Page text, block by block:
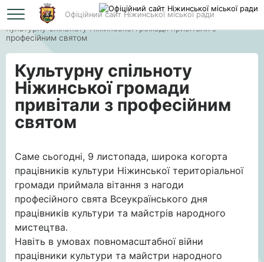
Офіційний сайт Ніжинської міської ради
Головна
Культурну спільноту Ніжинської громади привітали з
професійним святом
Культурну спільноту
Ніжинської громади
привітали з професійним
святом
Саме сьогодні, 9 листопада, широка когорта
працівників культури Ніжинської територіальної
громади приймала вітання з нагоди
професійного свята Всеукраїнського дня
працівників культури та майстрів народного
мистецтва.
Навіть в умовах повномасштабної війни
працівники культури та майстри народного